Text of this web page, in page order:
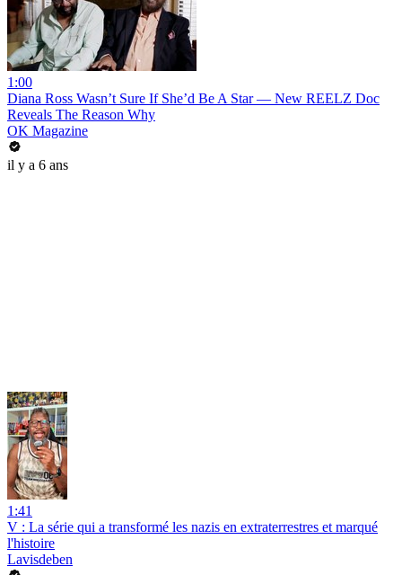
1:00
Diana Ross Wasn’t Sure If She’d Be A Star — New REELZ Doc
Reveals The Reason Why
OK Magazine
il y a 6 ans
1:41
V : La série qui a transformé les nazis en extraterrestres et marqué
l'histoire
Lavisdeben